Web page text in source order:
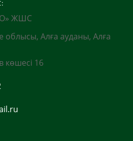
ЖШС
облысы, Алға ауданы, Алға
көшесі 16